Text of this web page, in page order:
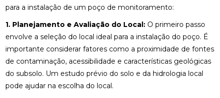
para a instalação de um poço de monitoramento:
1. Planejamento e Avaliação do Local:O primeiro passo
envolve a seleção do local ideal para a instalação do poço. É
importante considerar fatores como a proximidade de fontes
de contaminação, acessibilidade e características geológicas
do subsolo. Um estudo prévio do solo e da hidrologia local
pode ajudar na escolha do local.